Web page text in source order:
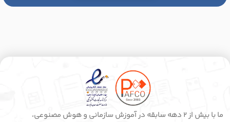
ما با بیش از 2 دهه سابقه در آموزش سازمانی و هوش مصنوعی،